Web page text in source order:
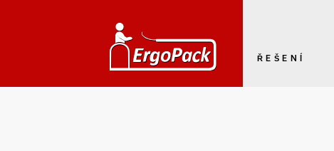
ŘEŠENÍ